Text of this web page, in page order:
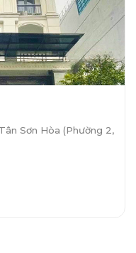
Sơn Hòa (Phường 2,